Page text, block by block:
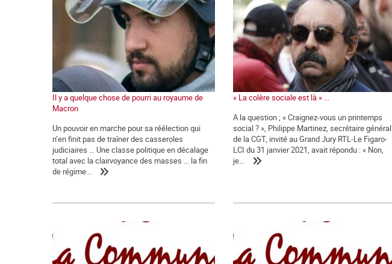
Il y a quelque chose de pourri au royaume de
Macron
Un pouvoir en marche pour sa réélection qui
n’en finit pas de traîner des casseroles
judiciaires … Une classe politique en décalage
total avec la clairvoyance des masses … la fin
de régime...
« La colère sociale est là » ...
A la question ; « Craignez-vous un printemps
social ? », Philippe Martinez, secrétaire général
de la CGT, invité au Grand Jury RTL-Le Figaro-
LCI du 31 janvier 2021, avait répondu : « Non,
je...